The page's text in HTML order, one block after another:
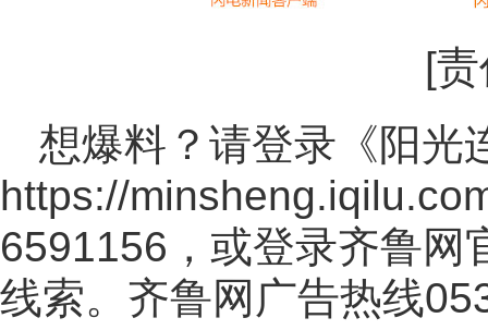
[
想爆料？请登录《阳光
https://
6591156，或登录齐鲁网
线索。齐鲁网广告热线